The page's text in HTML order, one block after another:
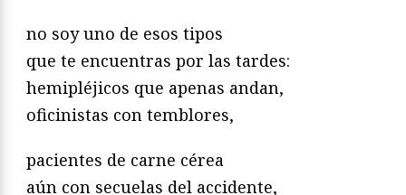
no soy uno de esos tipos
que te encuentras por las tardes:
hemipléjicos que apenas andan,
oficinistas con temblores,
pacientes de carne cérea
aún con secuelas del accidente,